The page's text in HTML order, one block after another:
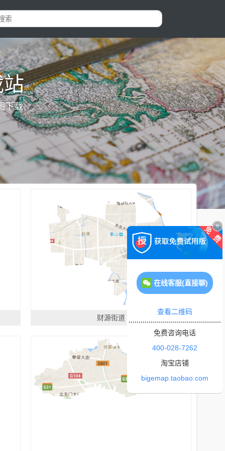
下载
财源街道
在线客服(直接聊)
查看二维码
免费咨询电话
400-028-7262
淘宝店铺
bigemap.taobao.com